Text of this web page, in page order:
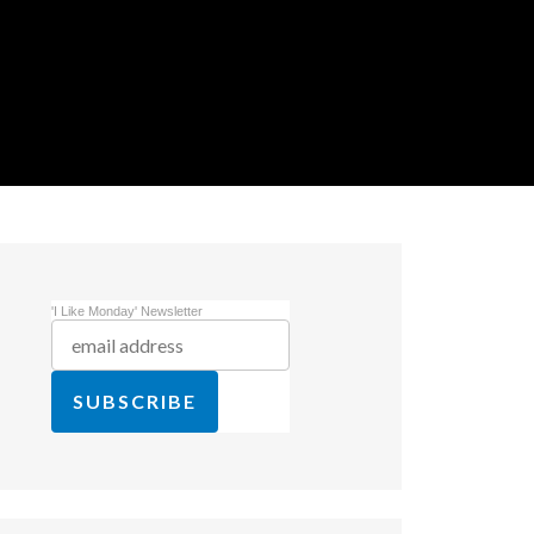
'I Like Monday' Newsletter